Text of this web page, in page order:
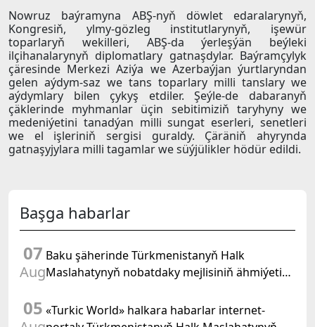
Nowruz baýramyna ABŞ-nyň döwlet edaralarynyň,
Kongresiň, ylmy-gözleg institutlarynyň, işewür
toparlaryň wekilleri, ABŞ-da ýerleşýän beýleki
ilçihanalarynyň diplomatlary gatnaşdylar. Baýramçylyk
çäresinde Merkezi Aziýa we Azerbaýjan ýurtlaryndan
gelen aýdym-saz we tans toparlary milli tanslary we
aýdymlary bilen çykyş etdiler. Şeýle-de dabaranyň
çäklerinde myhmanlar üçin sebitimiziň taryhyny we
medeniýetini tanadýan milli sungat eserleri, senetleri
we el işleriniň sergisi guraldy. Çäräniň ahyrynda
gatnaşyjylara milli tagamlar we süýjülikler hödür edildi.
Başga habarlar
07
Aug
Baku şäherinde Türkmenistanyň Halk
Maslahatynyň nobatdaky mejlisiniň ähmiýetine
Kararnamasyna bagyşlanan maslahat geçirildi
05 «Turkic World» halkara habarlar internet-